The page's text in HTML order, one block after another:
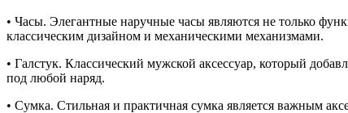
• Часы. Элегантные наручные часы являются не только
классическим дизайном и механическими механизмами.
• Галстук. Классический мужской аксессуар, который
под любой наряд.
• Сумка. Стильная и практичная сумка является важным